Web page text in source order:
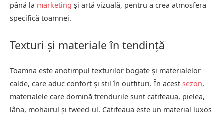
până la marketing și artă vizuală, pentru a crea atmosfera
specifică toamnei.
Texturi și materiale în tendință
Toamna este anotimpul texturilor bogate și materialelor
calde, care aduc confort și stil în outfituri. În acest sezon,
materialele care domină trendurile sunt catifeaua, pielea,
lâna, mohairul și tweed-ul. Catifeaua este un material luxos